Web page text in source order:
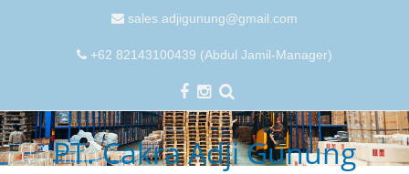
sales.adjigunung@gmail.com
+62 82143100439 (Abdul Jamil-Manager)
PT. Cakra Adji Gunung